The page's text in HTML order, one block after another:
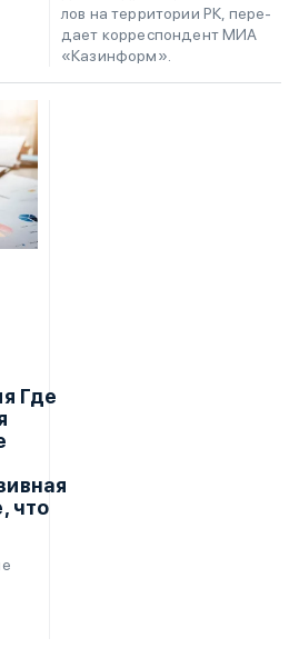
лов на тер­ри­то­рии РК, пе­ре­
да­ет кор­ре­с­пон­дент МИА
«Ка­з­ин­форм».
Где
что